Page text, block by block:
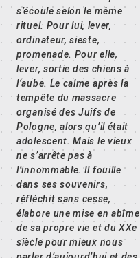
s’écoule selon le même
rituel. Pour lui, lever,
ordinateur, sieste,
promenade. Pour elle,
lever, sortie des chiens à
l’aube. Le calme après la
tempête du massacre
organisé des Juifs de
Pologne, alors qu’il était
adolescent. Mais le vieux
ne s’arrête pas à
l’innommable. Il fouille
dans ses souvenirs,
réfléchit sans cesse,
élabore une mise en abîme
de sa propre vie et du XXe
siècle pour mieux nous